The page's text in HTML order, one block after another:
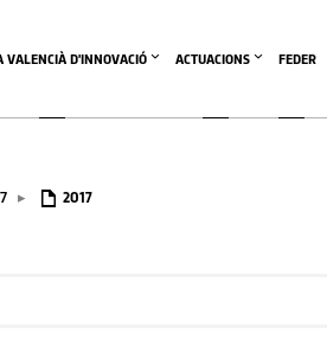
VALENCIÀ D'INNOVACIÓ ACTUACIONS FEDER
▸ 2017